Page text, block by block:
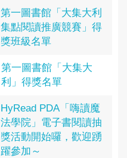
第一圖書館「大集大利
集點閱讀推廣競賽」得
獎班級名單
第一圖書館「大集大
利」得獎名單
HyRead PDA「嗨讀魔
法學院」電子書閱讀抽
獎活動開始囉，歡迎踴
躍參加～